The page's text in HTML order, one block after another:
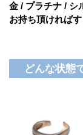
金 / プラチナ / シ
お持ち頂ければ
どんな状態